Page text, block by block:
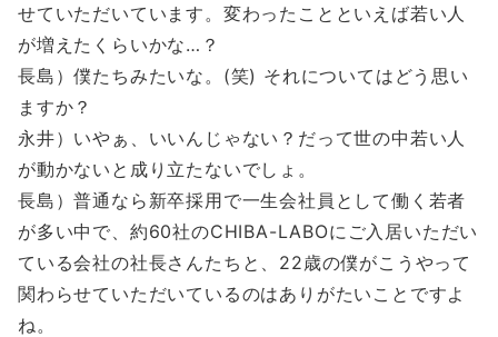
せていただいています。変わったことといえば若い人
が増えたくらいかな…？
長島）僕たちみたいな。(笑) それについてはどう思い
ますか？
永井）いやぁ、いいんじゃない？だって世の中若い人
が動かないと成り立たないでしょ。
長島）普通なら新卒採用で一生会社員として働く若者
が多い中で、約60社のCHIBA-LABOにご入居いただい
ている会社の社長さんたちと、22歳の僕がこうやって
関わらせていただいているのはありがたいことですよ
ね。